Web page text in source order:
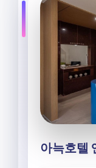
아늑호텔